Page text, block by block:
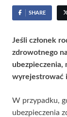
SHARE
Jeśli członek
zdrowotnego
ubezpieczenia,
wyrejestrować
W przypadku,
ubezpieczenia